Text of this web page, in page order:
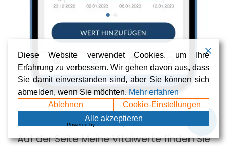
Verlauf des Hustenspitzenstoßes
Auf der Seite Meine Vitalwerte finden Sie
Diese Website verwendet Cookies, um Ihre
Erfahrung zu verbessern. Wir gehen davon aus, dass
Sie damit einverstanden sind, aber Sie können sich
abmelden, wenn Sie möchten. Mehr erfahren
Ablehnen
Cookie-Einstellungen
Alle akzeptieren
Powered by WPLP Compliance Platform